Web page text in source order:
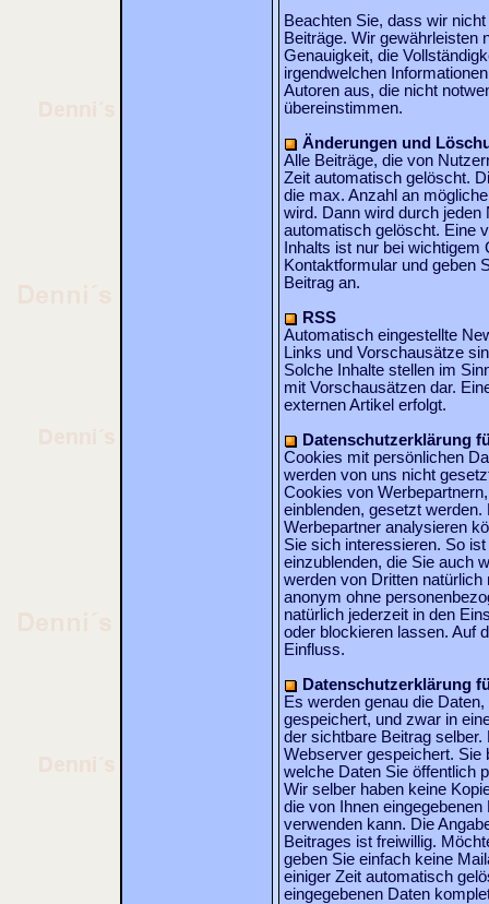
Beachten Sie, dass wir
Beiträge. Wir gewährleisten
Genauigkeit, die
irgendwelchen
Autoren aus, die nicht
übereinstimmen.
Änderungen und
Alle Beiträge, die von
Zeit automatisch gelöscht.
die max. Anzahl an
wird. Dann wird durch jeden
automatisch gelöscht. Eine
Inhalts ist nur bei
Kontaktformular und geben
Beitrag an.
RSS
Automatisch eingestellte
Links und Vorschausätze
Solche Inhalte stellen im
mit Vorschausätzen dar.
externen Artikel erfolgt.
Datenschutzerklärung
Cookies mit persönlichen
werden von uns nicht
Cookies von
einblenden, gesetzt
Werbepartner analysieren
Sie sich interessieren. So
einzublenden, die Sie auch
werden von Dritten
anonym ohne
natürlich jederzeit in den
oder blockieren lassen. Auf
Einfluss.
Datenschutzerklärung
Es werden genau die
gespeichert, und zwar in
der sichtbare Beitrag
Webserver gespeichert. Sie
welche Daten Sie öffentlich
Wir selber haben keine
die von Ihnen
verwenden kann. Die
Beitrages ist freiwillig.
geben Sie einfach keine
einiger Zeit automatisch
eingegebenen Daten